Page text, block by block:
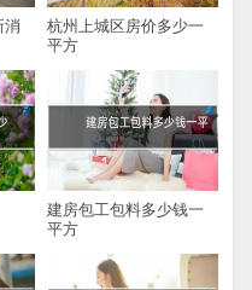
消
杭州上城区房价多少一
平方
建房包工包料多少钱一
平方